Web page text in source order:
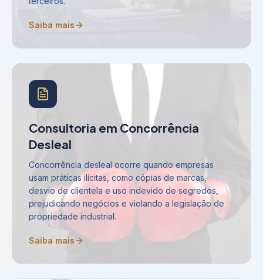
Saiba mais
Consultoria em Concorrência
Desleal
Concorrência desleal ocorre quando empresas
usam práticas ilícitas, como cópias de marcas,
desvio de clientela e uso indevido de segredos,
prejudicando negócios e violando a legislação de
propriedade industrial.
Saiba mais